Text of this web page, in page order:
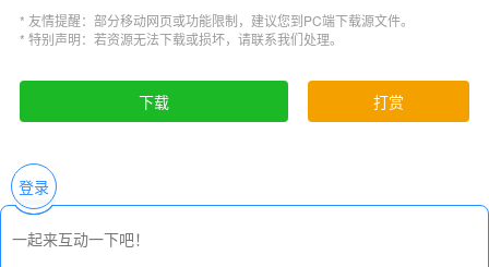
7、设定板间间距
8. 改进扩展面板和褶皱
根据展开板，内线和基线也一起移动或旋转。
9. 创建带有曲线的2D测量尺
* 友情提醒：部分移动网页或功能限制，建议您到PC端下载源文件。
* 特别声明：若资源无法下载或损坏，请联系我们处理。
下载 打赏
登录